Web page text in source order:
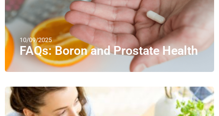
10/09/2025
FAQs: Boron and Prostate Health